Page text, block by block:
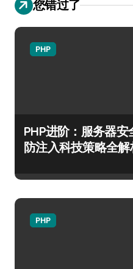
您错过了
PHP
PHP进阶：服务器
防注入科技策略全解
PHP